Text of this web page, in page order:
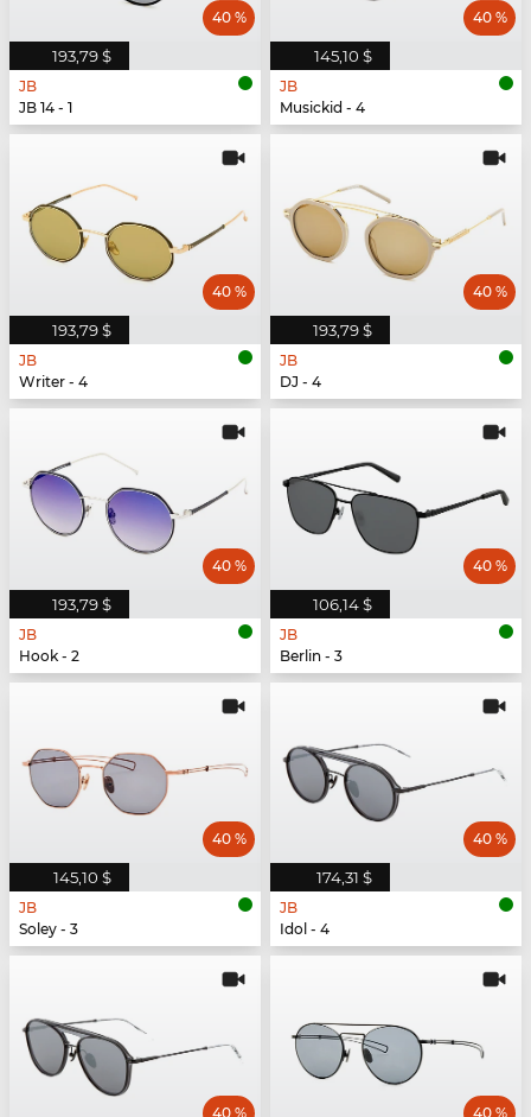
193,79 $
40 %
JB
JB 14 - 1
145,10 $
40 %
JB
Musickid - 4
193,79 $
40 %
JB
Writer - 4
193,79 $
40 %
JB
DJ - 4
193,79 $
40 %
JB
Hook - 2
106,14 $
40 %
JB
Berlin - 3
145,10 $
40 %
JB
Soley - 3
174,31 $
40 %
JB
Idol - 4
40 % 40 %